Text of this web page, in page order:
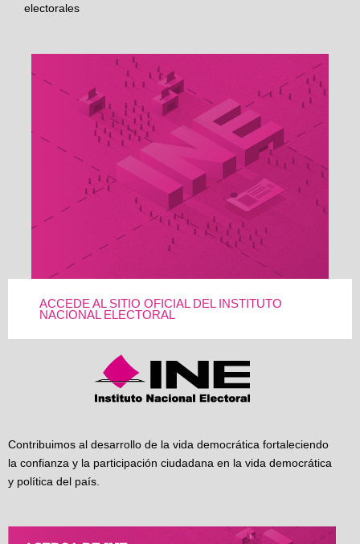
electorales
ACCEDE AL SITIO OFICIAL DEL INSTITUTO
NACIONAL ELECTORAL
Contribuimos al desarrollo de la vida democrática fortaleciendo
la confianza y la participación ciudadana en la vida democrática
y política del país.